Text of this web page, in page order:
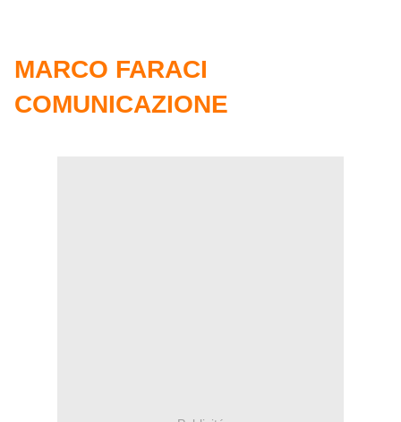
MARCO FARACI
COMUNICAZIONE